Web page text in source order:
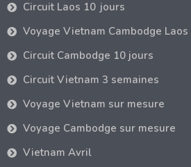
Circuit Laos 10 jours
Voyage Vietnam Cambodge
Circuit Cambodge 10 jours
Circuit Vietnam 3 semaines
Voyage Vietnam sur mesure
Voyage Cambodge sur mesure
Vietnam Avril